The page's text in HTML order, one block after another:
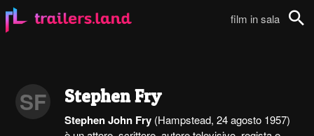
film in sala
SF Stephen Fry
Stephen John Fry (Hampstead, 24 agosto 1957)